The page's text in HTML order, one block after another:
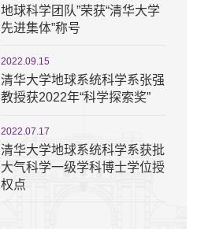
地球科学团队”荣获“清华大学
先进集体”称号
2022.09.15
清华大学地球系统科学系张强
教授获2022年“科学探索奖”
2022.07.17
清华大学地球系统科学系获批
大气科学一级学科博士学位授
权点